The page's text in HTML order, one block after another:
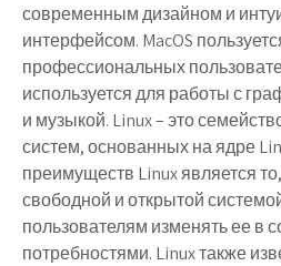
современным дизайном и
интерфейсом. MacOS
профессиональных
используется для работы с
и музыкой. Linux – это
систем, основанных на ядре
преимуществ Linux является
свободной и открытой
пользователям изменять ее в
потребностями. Linux также